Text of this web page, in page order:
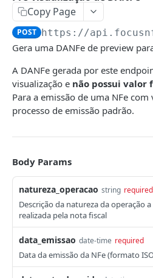
CTe/CTeOs
Emitir CTe
Emitir CT-e OS
Emitir CT-e Simplificado
Consultar
Cancelar
Carta de correção
Solicitar reenvio de
DCe
Emitir
Consultar
Cancelar
Solicitar reenvio de
MDFe
Emitir
Consultar
Cancelar
Incluir um condutor
Incluir um DFe
Encerrar
Solicitar reenvio de
NFCom
Emitir
Consultar
Cancelar
Solicitar reenvio de
NFCe
Emitir
Consultar
Cancelar
Enviar NFC-e por email
Inutilizar numeração
Consultar inutilizações
Registrar Conciliação
Consultar
Cancelar
Emitir Carta de Correção
Registrar Insucesso na
Copy Page
POST https://
Gera uma DANFe de preview
A DANFe gerada por este
visualização e não possui valor
Para a emissão de uma NFe
processo de emissão padrão.
Body Params
natureza_operacao string required
Descrição da natureza da operação a
realizada pela nota fiscal
data_emissao date-time required
Data da emissão da NFe (formato